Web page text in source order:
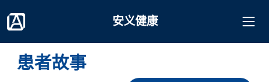
安义健康
患者故事